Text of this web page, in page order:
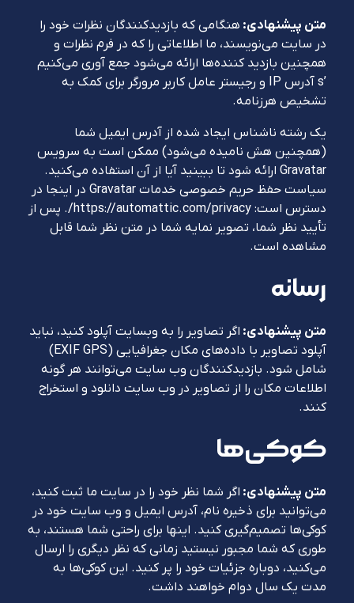
متن پیشنهادی: هنگامی که بازدیدکنندگان نظرات خود را
در سایت می‌نویسند، ما اطلاعاتی را که در فرم نظرات و
همچنین بازدید کننده‌ها ارائه می‌شود جمع آوری می‌کنیم
’s آدرس IP و رجیستر عامل کاربر مرورگر برای کمک به
تشخیص هرزنامه.
یک رشته ناشناس ایجاد شده از آدرس ایمیل شما
(همچنین هش نامیده می‌شود) ممکن است به سرویس
Gravatar ارائه شود تا ببینید آیا از آن استفاده می‌کنید.
سیاست حفظ حریم خصوصی خدمات Gravatar در اینجا در
دسترس است: https://automattic.com/privacy/. پس از
تأیید نظر شما، تصویر نمایه شما در متن نظر شما قابل
مشاهده است.
رسانه
متن پیشنهادی: اگر تصاویر را به وبسایت آپلود کنید، نباید
آپلود تصاویر با داده‌های مکان جغرافیایی (EXIF GPS)
شامل شود. بازدیدکنندگان وب سایت می‌توانند هر گونه
اطلاعات مکان را از تصاویر در وب سایت دانلود و استخراج
کنند.
کوکی‌ها
متن پیشنهادی: اگر شما نظر خود را در سایت ما ثبت کنید،
می‌توانید برای ذخیره نام، آدرس ایمیل و وب سایت خود در
کوکی‌ها تصمیم‌گیری کنید. اینها برای راحتی شما هستند، به
طوری که شما مجبور نیستید زمانی که نظر دیگری را ارسال
می‌کنید، دوباره جزئیات خود را پر کنید. این کوکی‌ها به
مدت یک سال دوام خواهند داشت.